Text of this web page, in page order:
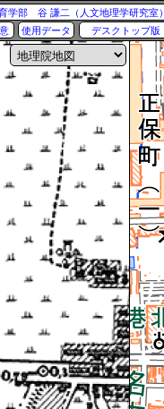
学部 谷 謙二（人文地理学研究室）
使用データ デスクトップ版